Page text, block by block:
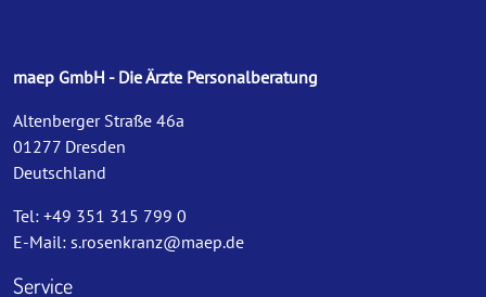
maep GmbH - Die Ärzte Personalberatung
Altenberger Straße 46a
01277 Dresden
Deutschland
Tel: +49 351 315 799 0
E-Mail: s.rosenkranz@maep.de
Service